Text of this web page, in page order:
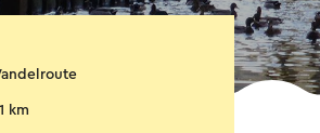
km